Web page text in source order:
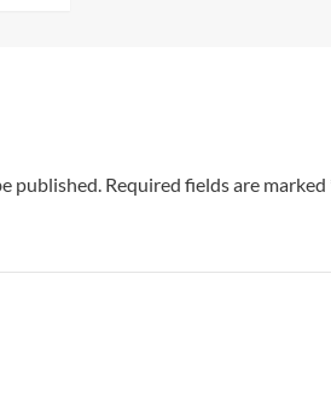
published. Required fields are marked